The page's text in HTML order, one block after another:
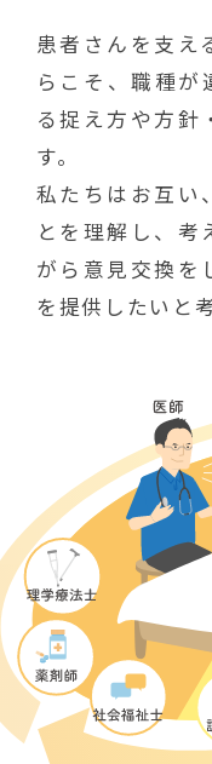
患者さんを支え
らこそ、職種が
る捉え方や方針
す。
私たちはお互い
とを理解し、考
がら意見交換を
を提供したいと